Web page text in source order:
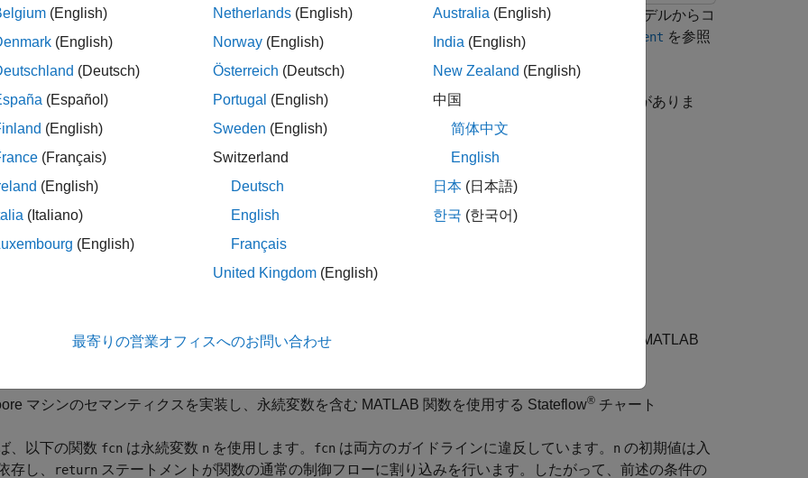
"は、関数の呼び出し間でその値がメモリに保持される、MATLAB®関数のローカル変数です。モデルからコ
成する場合は、MATLAB 関数の永続変数を初期化する必要があります。詳細については、
persistent を参照
を含む MATLAB 関数を Simulink®モデル内で使用するときには、以下のガイドラインに従う必要がありま
の永続変数の初期化は、定数へのアクセスのみで行う。
の制御フローが、初期化の有無に決して依存しないようにする。
ガイドラインに従わない場合、いくつかの条件で初期化エラーが発生します。
[同期]に設定されている State Control ブロックを含むモデル内にあり、永続変数を含む
MATLAB
マシンのセマンティクスを実装し、永続変数を含む MATLAB 関数を使用する Stateflow® チャート
、以下の関数 fcn は永続変数 n を使用します。 fcn は両方のガイドラインに違反しています。 n の初期値は入
存し、
return ステートメントが関数の通常の制御フローに割り込みを行います。したがって、前述の条件の
(English)
(English)
(Deutsch)
(Español)
(English)
(Français)
(English)
(Italiano)
(English)
Netherlands (English)
Norway (English)
Österreich (Deutsch)
Portugal (English)
Sweden (English)
Switzerland
Deutsch
English
Français
United Kingdom (English)
Australia (English)
India (English)
New Zealand (English)
中国
简体中文
English
日本 (日本語)
한국 (한국어)
最寄りの営業オフィスへのお問い合わせ